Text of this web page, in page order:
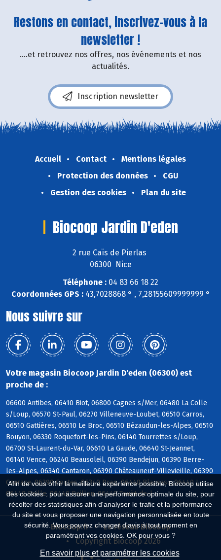
Afin de vous offrir la meilleure expérience possible, Biocoop utilise
des cookies : pour assurer une performance optimale du site, pour
récolter des statistiques afin d'analyser le trafic et la performance
du site et vous proposer une navigation personnalisée en toute
sécurité. Vous pouvez changer d'avis à tout moment en
paramétrant vos cookies. OK pour vous ?
En savoir plus et paramétrer les cookies
Restons en contact, inscrivez-vous à la
newsletter !
....et retrouvez nos offres, nos événements et nos
actualités.
Inscription newsletter
Accueil Contact
Mentions légales
Protection des données
CGU
Gestion des cookies
Plan du site
Biocoop Jardin D'eden
2 rue Caïs de Pierlas
06300 Nice
Téléphone : 04 83 66 18 22
Coordonnées GPS :43,7028868 ° , 7,28155609999999 °
Nous suivre sur
Votre magasin Biocoop Jardin D'eden (06300) est
proche de :
06600 Antibes, 06410 Biot, 06800 Cagnes s/Mer, 06480 La Colle
s/Loup, 06570 St-Paul, 06270 Villeneuve-Loubet, 06510 Carros,
06510 Gattières, 06510 Le Broc, 06510 Bézaudun-les-Alpes, 06510
Bouyon, 06330 Roquefort-les-Pins, 06140 Tourrettes s/Loup,
06700 St-Laurent-du-Var, 06610 La Gaude, 06640 St-Jeannet,
06140 Vence, 06240 Beausoleil, 06390 Bendejun, 06390 Berre-
les-Alpes, 06340 Cantaron, 06390 Châteauneuf-Villevieille, 06390
Coaraze, 06390 Contes, 06340 Drap, 06440 Blausasc, 06440 L,
06440 Peille, 06440 Peillon, 06440 Touët-de-l
Biocoop.fr
Le réseau Biocoop
Copyright Biocoop 2026